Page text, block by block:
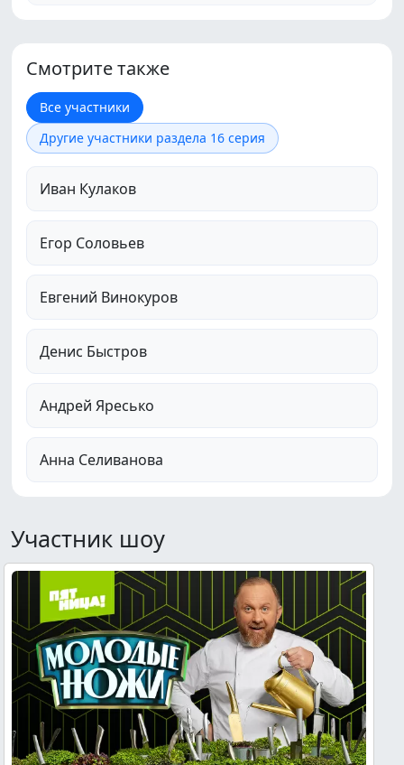
Смотрите также
Все участники
Другие участники раздела 16 серия
Иван Кулаков
Егор Соловьев
Евгений Винокуров
Денис Быстров
Андрей Яресько
Анна Селиванова
Участник шоу